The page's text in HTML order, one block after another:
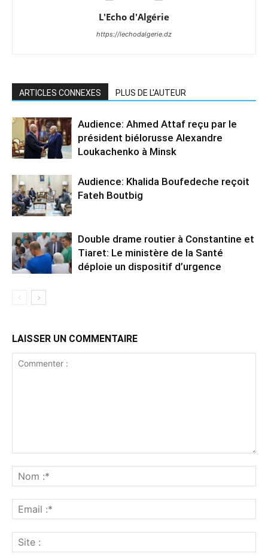
L'Echo d'Algérie
https://lechodalgerie.dz
ARTICLES CONNEXES PLUS DE L'AUTEUR
Audience: Ahmed Attaf reçu par le
président biélorusse Alexandre
Loukachenko à Minsk
Audience: Khalida Boufedeche reçoit
Fateh Boutbig
Double drame routier à Constantine et
Tiaret: Le ministère de la Santé
déploie un dispositif d’urgence
LAISSER UN COMMENTAIRE